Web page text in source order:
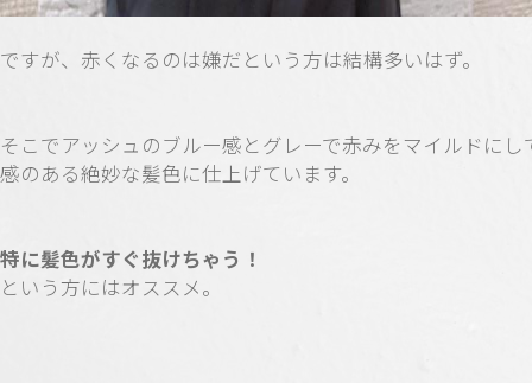
ですが、赤くなるのは嫌だという方は結構多いはず。
そこでアッシュのブルー感とグレーで赤みをマイルドにし
感のある絶妙な髪色に仕上げています。
特に髪色がすぐ抜けちゃう！
という方にはオススメ。